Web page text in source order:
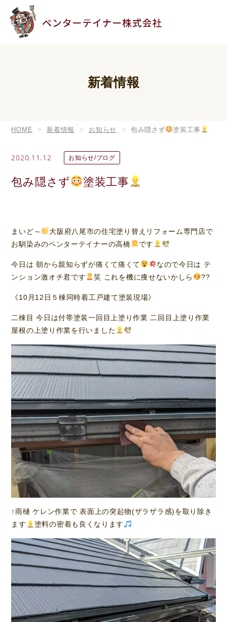
新着情報
HOME 新着情報 お知らせ 包み隠さず 塗装工事
2020.11.12 お知らせ/ブログ
包み隠さず 塗装工事
まいど～
大阪府八尾市の住宅塗り替えリフォーム専門店で
お馴染みのペンターテイナーの高橋
です
今日は 朝から親知らずが痛くて痛くて
なので今日は テ
ンション激オチ君です
笑 これを機に痩せないかしら ??
《10月12日５棟同時着工戸建て塗装現場》
二棟目 今日は付帯塗装一回目上塗り作業 二回目上塗り作業
屋根の上塗り作業を行いました
↑雨樋 ケレン作業で 表面上の突起物(ザラザラ感)を取り除き
ます
塗料の密着も良くなります